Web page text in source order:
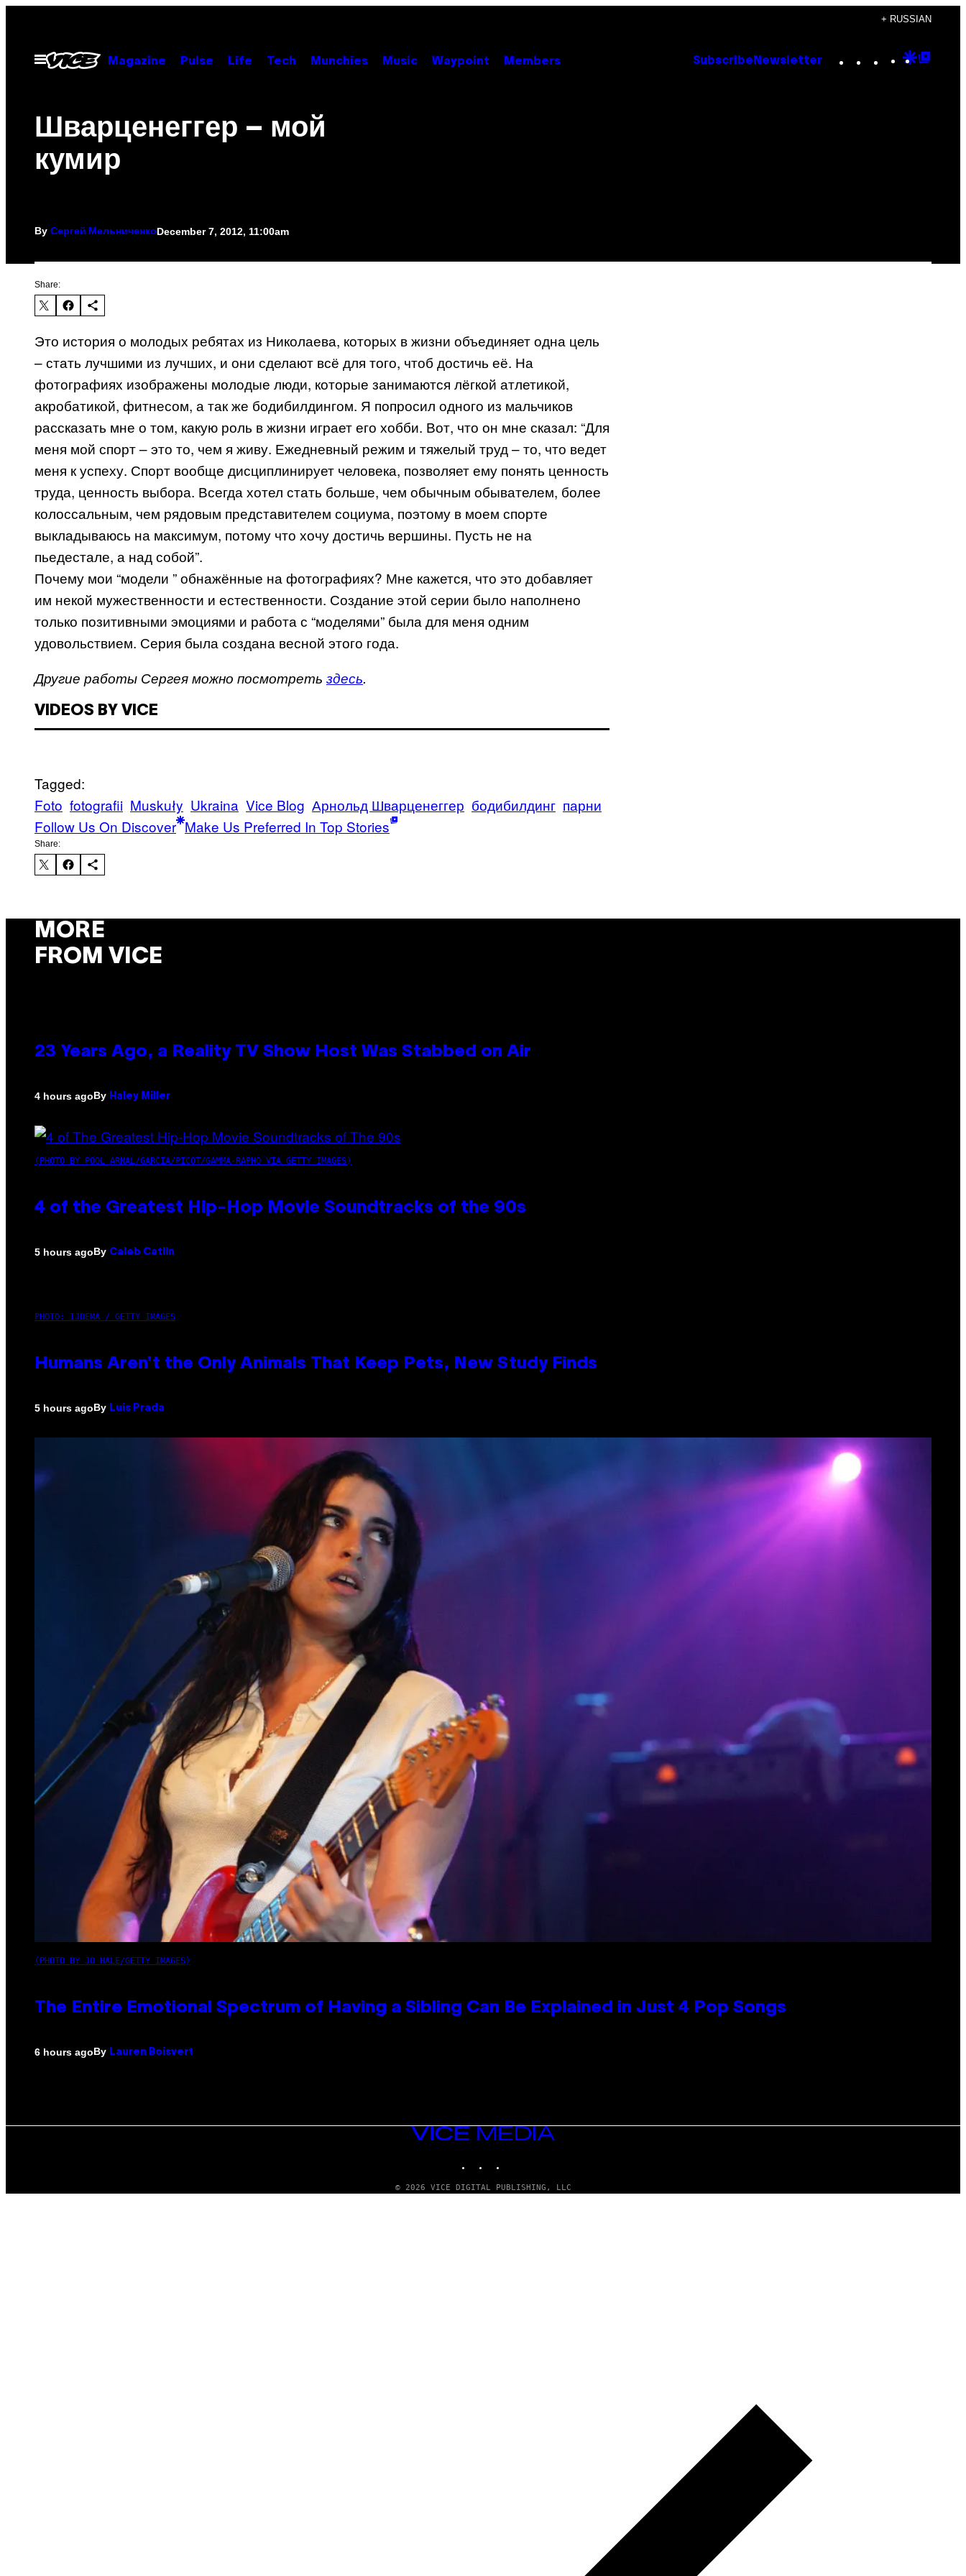
content
+ RUSSIAN
Open
Menu
Magazine Pulse Life Tech Munchies Music Waypoint Members Subscribe Newsletter Instagram
TikTok
YouTube
Google
Шварценеггер – мой
кумир
By Сергей МельниченкоDecember 7, 2012, 11:00am
Share:
Это история о молодых ребятах из Николаева, которых в жизни объединяет одна цель
– стать лучшими из лучших, и они сделают всё для того, чтоб достичь её. На
фотографиях изображены молодые люди, которые занимаются лёгкой атлетикой,
акробатикой, фитнесом, а так же бодибилдингом. Я попросил одного из мальчиков
рассказать мне о том, какую роль в жизни играет его хобби. Вот, что он мне сказал: “Для
меня мой спорт – это то, чем я живу. Ежедневный режим и тяжелый труд – то, что ведет
меня к успеху. Спорт вообще дисциплинирует человека, позволяет ему понять ценность
труда, ценность выбора. Всегда хотел стать больше, чем обычным обывателем, более
колоссальным, чем рядовым представителем социума, поэтому в моем спорте
выкладываюсь на максимум, потому что хочу достичь вершины. Пусть не на
пьедестале, а над собой”.
Почему мои “модели ” обнажённые на фотографиях? Мне кажется, что это добавляет
им некой мужественности и естественности. Создание этой серии было наполнено
только позитивными эмоциями и работа с “моделями” была для меня одним
удовольствием. Серия была создана весной этого года.
Другие работы Сергея можно посмотреть здесь.
VIDEOS BY VICE
Tagged:
Foto fotografii Muskuły Ukraina Vice Blog Арнольд Шварценеггер бодибилдинг парни
Follow Us On Discover Make Us Preferred In Top Stories
Share:
MORE
FROM VICE
23 Years Ago, a Reality TV Show Host Was Stabbed on Air
4 hours agoBy Haley Miller
(PHOTO BY POOL ARNAL/GARCIA/PICOT/GAMMA-RAPHO VIA GETTY IMAGES)
4 of the Greatest Hip-Hop Movie Soundtracks of the 90s
5 hours agoBy Caleb Catlin
PHOTO: IJDEMA / GETTY IMAGES
Humans Aren’t the Only Animals That Keep Pets, New Study Finds
5 hours agoBy Luis Prada
(PHOTO BY JO HALE/GETTY IMAGES)
The Entire Emotional Spectrum of Having a Sibling Can Be Explained in Just 4 Pop Songs
6 hours agoBy Lauren Boisvert
VICE
© 2026 VICE DIGITAL PUBLISHING, LLC